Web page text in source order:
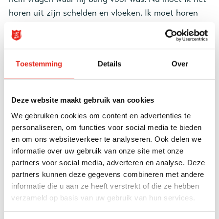
Toestemming Details Over
Deze website maakt gebruik van cookies
We gebruiken cookies om content en advertenties te
personaliseren, om functies voor social media te bieden
en om ons websiteverkeer te analyseren. Ook delen we
informatie over uw gebruik van onze site met onze
partners voor social media, adverteren en analyse. Deze
partners kunnen deze gegevens combineren met andere
informatie die u aan ze heeft verstrekt of die ze hebben
verzameld op basis van uw gebruik van hun services.
horen uit zijn schelden en vloeken. Ik moet horen
dat hij niet boos is op mij, maar op de situatie. Dus
probeer ik het in zijn taal. Niet volgens de boekjes,
blijft zitten en niet naar het ziekenhuis gaat, ga je
dood. Dat is volgens mij niet wat jij wil. Wij gaan nu
de auto in, ik breng je. Het komt goed, echt.”
Een half uur later staan we in het ziekenhuis.
Vanwege corona mag ik niet mee het ziekenhuis in.
Ik duw zijn rolstoel de Eerste Hulp binnen en zeg,
zo luchtig mogelijk: “Succes Ben, tot later!” Als ik
naar mijn auto loop ben ik opgelucht. Ik heb Ben
naar het ziekenhuis gekregen. Maar ik voel ook
ongemak. Want natúúrlijk is hij bang voor het